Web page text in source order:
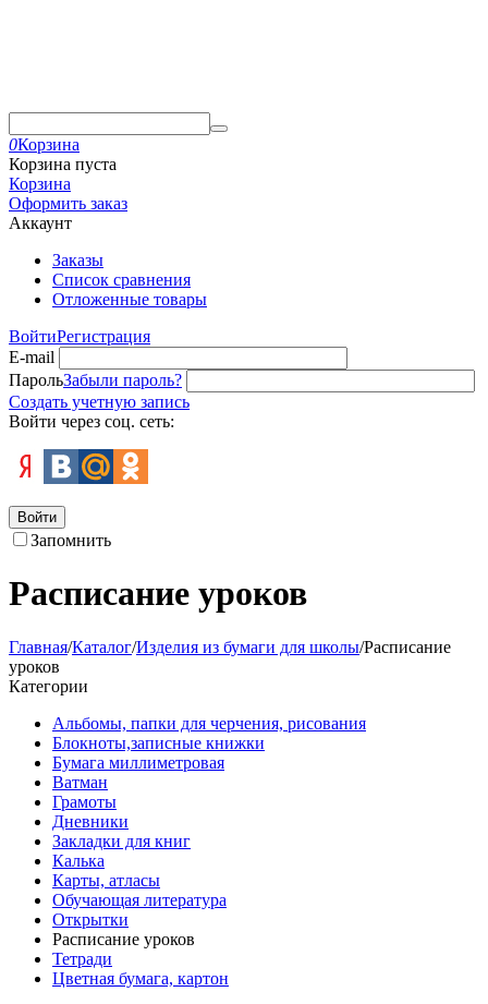
0Корзина
Корзина пуста
Корзина
Оформить заказ
Аккаунт
Заказы
Список сравнения
Отложенные товары
ВойтиРегистрация
E-mail
ПарольЗабыли пароль?
Создать учетную запись
Войти через соц. сеть:
Войти
Запомнить
Расписание уроков
Главная/Каталог/Изделия из бумаги для школы/Расписание
уроков
Категории
Альбомы, папки для черчения, рисования
Блокноты,записные книжки
Бумага миллиметровая
Ватман
Грамоты
Дневники
Закладки для книг
Калька
Карты, атласы
Обучающая литература
Открытки
Расписание уроков
Тетради
Цветная бумага, картон